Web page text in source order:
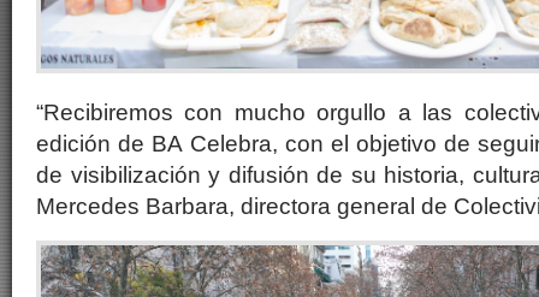
“Recibiremos con mucho orgullo a las
edición de BA Celebra, con el objetivo de
de visibilización y difusión de su historia,
Mercedes Barbara, directora general de